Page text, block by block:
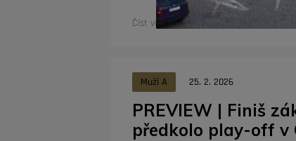
Číst více
Muži A 25. 2. 2026
PREVIEW | Finiš
předkolo play-off v